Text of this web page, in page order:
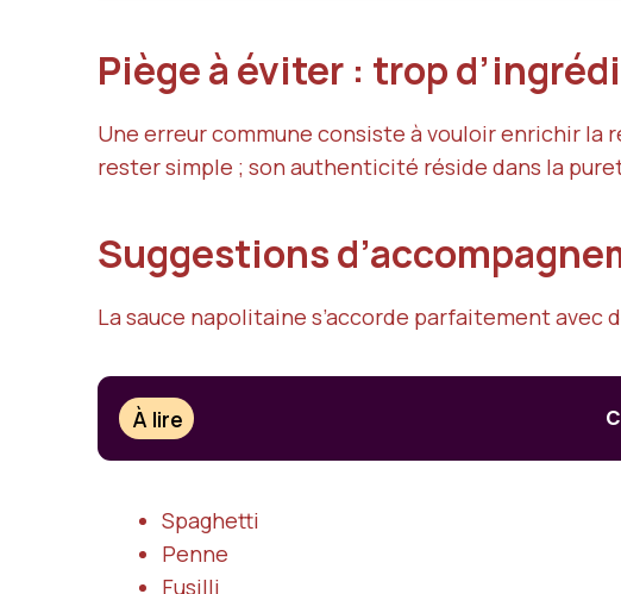
Piège à éviter : trop
Une erreur commune consiste à vouloir enrichir la
rester simple ; son authenticité réside dans la
Suggestions
La sauce napolitaine s’accorde parfaitement avec
À lire
Spaghetti
Penne
Fusilli